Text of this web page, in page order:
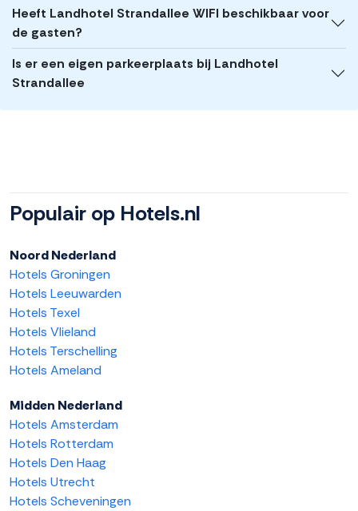
Heeft Landhotel Strandallee WIFI beschikbaar voor
de gasten?
Is er een eigen parkeerplaats bij Landhotel
Strandallee
Populair op Hotels.nl
Noord Nederland
Hotels Groningen
Hotels Leeuwarden
Hotels Texel
Hotels Vlieland
Hotels Terschelling
Hotels Ameland
Midden Nederland
Hotels Amsterdam
Hotels Rotterdam
Hotels Den Haag
Hotels Utrecht
Hotels Scheveningen